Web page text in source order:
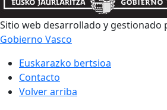
Sitio web desarrollado y gestionado
Gobierno Vasco
Euskarazko bertsioa
Contacto
Volver arriba